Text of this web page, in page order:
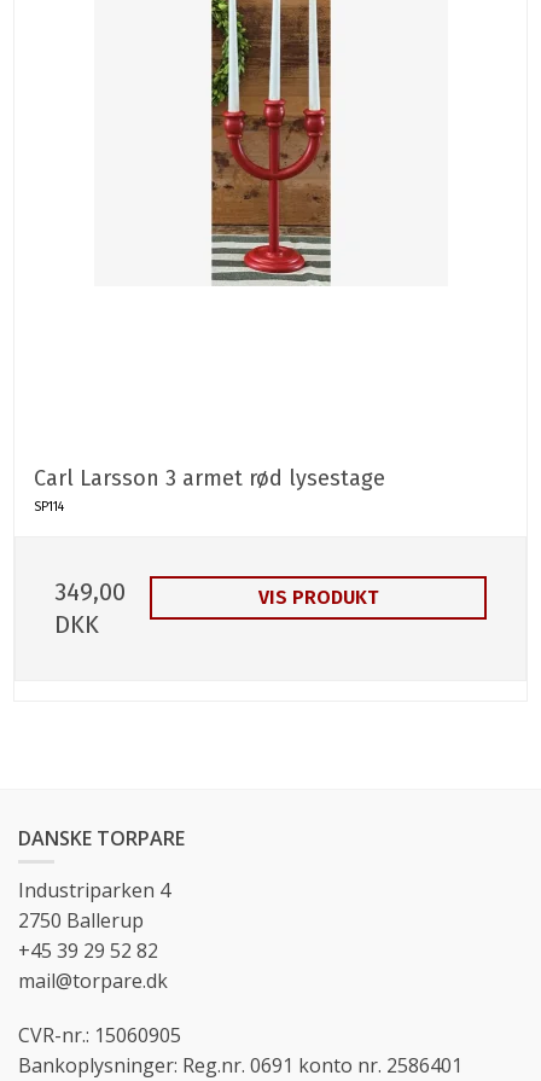
Carl Larsson 3 armet rød lysestage
SP114
349,00
DKK
VIS PRODUKT
DANSKE TORPARE
Industriparken 4
2750 Ballerup
+45 39 29 52 82
mail@torpare.dk
CVR-nr.: 15060905
Bankoplysninger: Reg.nr. 0691 konto nr. 2586401